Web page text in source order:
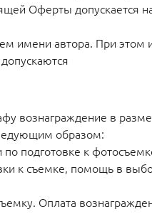
Оферты допускается
имени автора. При
вознаграждение в
образом:
к
к съемке, помощь в
Оплата